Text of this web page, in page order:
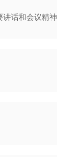
讲话和会议精神